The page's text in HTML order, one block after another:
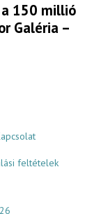
150 millió
Galéria –
feltételek